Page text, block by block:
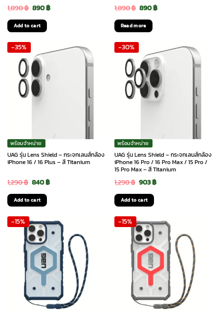
1,890฿ Original
price
was:
1,890 ฿.
890฿Current
890 ฿.
Add to cart
1,890฿ Original
price
was:
1,890 ฿.
890฿Current
890 ฿.
Read more
-35%
พร้อมจำหน่าย
UAG รุ่น Lens Shield – กระจกเลนส์กล้อง
iPhone 16 / 16 Plus – สี Titanium
1,290฿ Original
price
was:
1,290 ฿.
840฿Current
840 ฿.
Add to cart
-30%
พร้อมจำหน่าย
UAG รุ่น Lens Shield – กระจกเลนส์กล้อง
iPhone 16 Pro / 16 Pro Max / 15 Pro /
15 Pro Max – สี Titanium
1,290฿ Original
price
was:
1,290 ฿.
903฿Current
903 ฿.
Add to cart
-15% -15%